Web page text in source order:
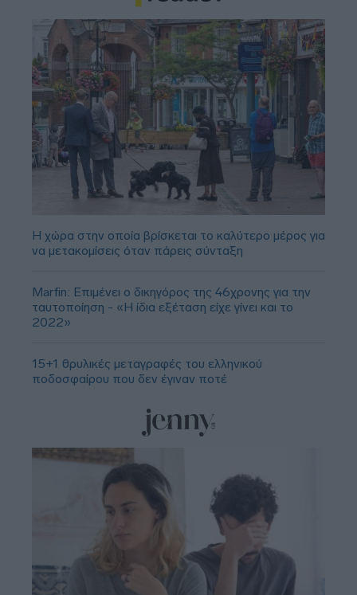
Η χώρα στην οποία βρίσκεται το καλύτερο μέρος για
να μετακομίσεις όταν πάρεις σύνταξη
Marfin: Επιμένει ο δικηγόρος της 46χρονης για την
ταυτοποίηση - «Η ίδια εξέταση είχε γίνει και το
2022»
15+1 θρυλικές μεταγραφές του ελληνικού
ποδοσφαίρου που δεν έγιναν ποτέ